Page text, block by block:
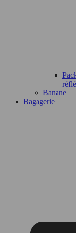
Banane
Bagagerie